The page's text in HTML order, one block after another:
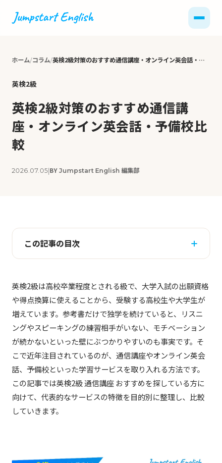
ホーム コラム 英検2級対策のおすすめ通信講座・オンライン英会話・予備校比較
英検2級
英検2級対策のおすすめ通信講
座・オンライン英会話・予備校比
較
2026.07.05|BY Jumpstart English 編集部
この記事の目次
英検2級は高校卒業程度とされる級で、大学入試の出願資格
や得点換算に使えることから、受験する高校生や大学生が
増えています。参考書だけで独学を続けていると、リスニ
ングやスピーキングの練習相手がいない、モチベーション
が続かないといった壁にぶつかりやすいのも事実です。そ
こで近年注目されているのが、通信講座やオンライン英会
話、予備校といった学習サービスを取り入れる方法です。
この記事では英検2級 通信講座 おすすめを探している方に
向けて、代表的なサービスの特徴を目的別に整理し、比較
していきます。